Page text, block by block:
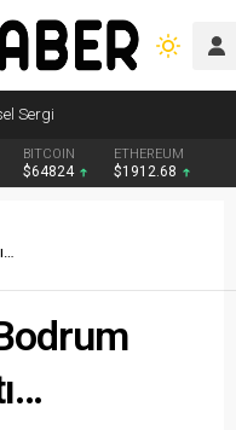
Sergi
BITCOIN
$64824
ETHEREUM
$1912.68